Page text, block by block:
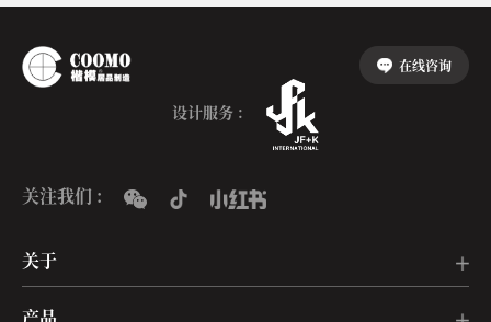
关注我们 :
在线咨询
设计服务 :
关于